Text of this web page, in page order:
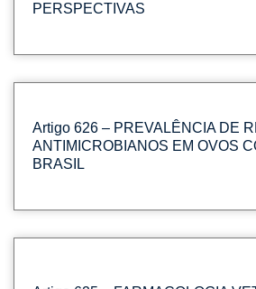
PERSPECTIVAS
Artigo 626 – PREVALÊNCIA DE
ANTIMICROBIANOS EM OVOS
BRASIL